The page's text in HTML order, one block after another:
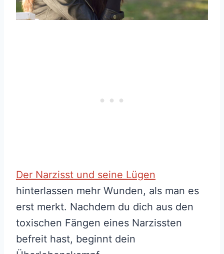
Der Narzisst und seine Lügen
hinterlassen mehr Wunden, als man es
erst merkt. Nachdem du dich aus den
toxischen Fängen eines Narzissten
befreit hast, beginnt dein